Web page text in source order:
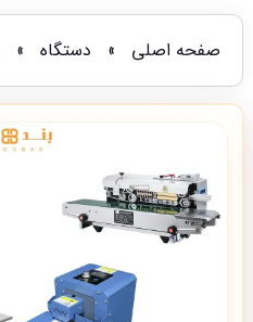
صفحه اصلی » دستگاه»